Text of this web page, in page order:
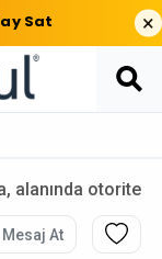
Sat ×
alanında otorite
Mesaj At